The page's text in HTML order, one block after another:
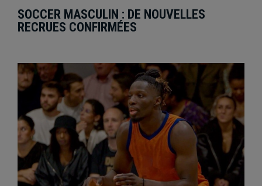
SOCCER MASCULIN : DE NOUVELLES
RECRUES CONFIRMÉES